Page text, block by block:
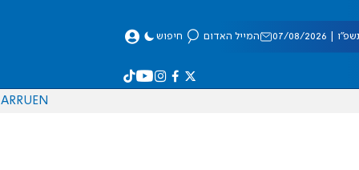
08/2026 המייל האדום חיפוש
EN
RU
AR